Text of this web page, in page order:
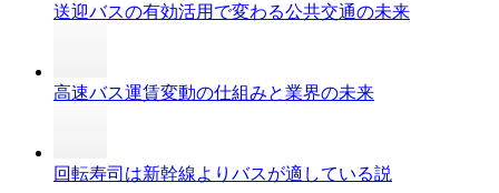
送迎バスの有効活用で変わる公共交通の未来
高速バス運賃変動の仕組みと業界の未来
回転寿司は新幹線よりバスが適している説